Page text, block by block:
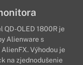
OLED 1800R je
Alienware s
Výhodou je
na zjednodušenie